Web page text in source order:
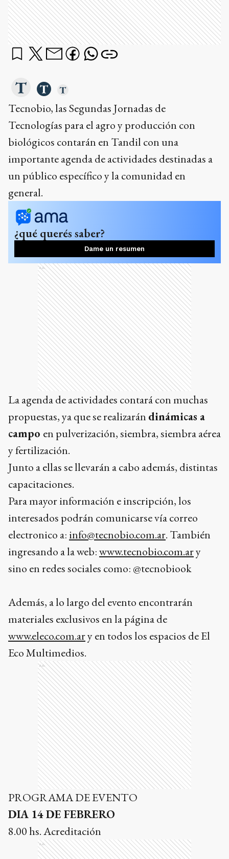
Tecnobio, las Segundas Jornadas de
Tecnologías para el agro y producción con
biológicos contarán en Tandil con una
importante agenda de actividades destinadas a
un público específico y la comunidad en
general.
¿qué querés saber?
Dame un resumen
Ads
La agenda de actividades contará con muchas
propuestas, ya que se realizarán dinámicas a
campo en pulverización, siembra, siembra aérea
y fertilización.
Junto a ellas se llevarán a cabo además, distintas
capacitaciones.
Para mayor información e inscripción, los
interesados podrán comunicarse vía correo
electronico a: info@tecnobio.com.ar. También
ingresando a la web:www.tecnobio.com.ary
sino en redes sociales como: @tecnobiook
Además, a lo largo del evento encontrarán
materiales exclusivos en la página de
www.eleco.com.ary en todos los espacios de El
Eco Multimedios.
Ads
PROGRAMA DE EVENTO
DIA 14 DE FEBRERO
8.00 hs. Acreditación
Ads